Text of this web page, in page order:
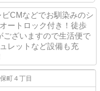
CMなどでお馴染みのシ
ートロック付き！徒歩
ございますので生活便で
レットなど設備も充
町 ４丁目